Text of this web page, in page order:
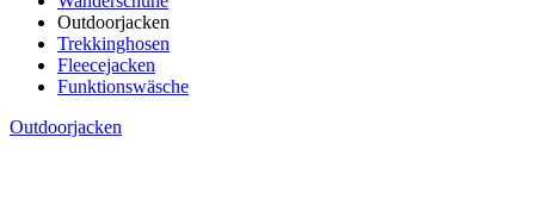
Outdoorjacken
Trekkinghosen
Fleecejacken
Funktionswäsche
Outdoorjacken